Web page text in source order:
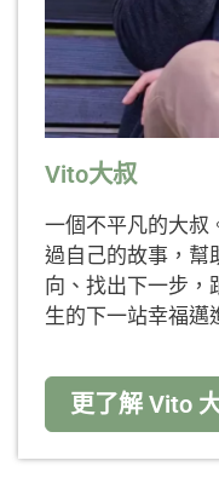
Vito大叔
一個不平凡的大叔
過自己的故事，幫
向、找出下一步，
生的下一站幸福邁
更了解 Vito